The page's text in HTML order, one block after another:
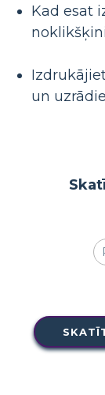
Kad esat
un